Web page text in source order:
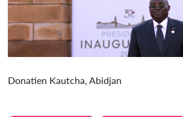
Donatien Kautcha, Abidjan